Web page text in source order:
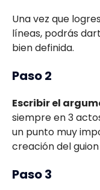
Una vez que
líneas, podrás
bien definida.
Paso 2
Escribir el
siempre en 3
un punto muy
creación del
Paso 3